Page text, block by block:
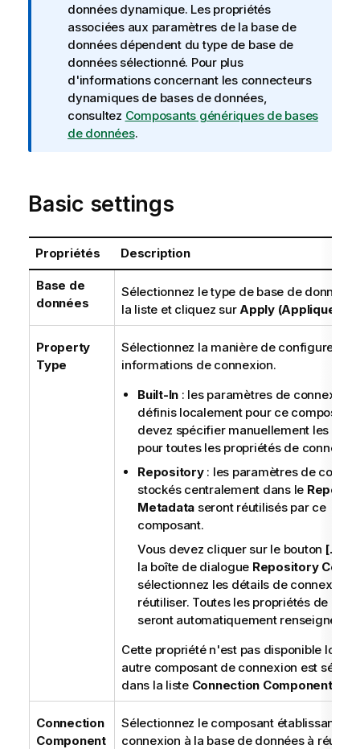
t
e
I
n
f
o
r
m
o
s
données dynamique. Les propriétés
associées aux paramètres de la base de
données dépendent du type de base de
données sélectionné. Pour plus
d'informations concernant les connecteurs
dynamiques de bases de données,
consultez Composants génériques de bases
de données.
Basic settings
Propriétés Description
Base de
données
Sélectionnez le type de base de données
la liste et cliquez surApply (Appliquer)
Property
Type
Sélectionnez la manière de configurer les
informations de connexion.
Built-In : les paramètres de connexion
définis localement pour ce composant.
devez spécifier manuellement les
pour toutes les propriétés de
Repository: les paramètres de
stockés centralement dans le
Metadata seront réutilisés par ce
composant.
Vous devez cliquer sur le bouton [...]
la boîte de dialogue Repository
sélectionnez les détails de connexion à
réutiliser. Toutes les propriétés de
seront automatiquement renseignées.
Cette propriété n'est pas disponible
autre composant de connexion est
dans la liste Connection Component
Connection
Component
Sélectionnez le composant établissant la
connexion à la base de données à